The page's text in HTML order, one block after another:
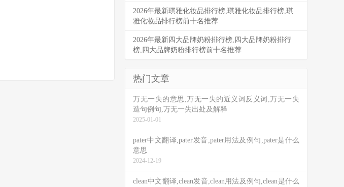
2026年最新琪雅化妆品排行榜,琪雅化妆品排行榜,琪
雅化妆品排行榜前十名推荐
2026年最新四大品牌奶粉排行榜,四大品牌奶粉排行
榜,四大品牌奶粉排行榜前十名推荐
热门文章
万无一失的意思,万无一失的近义词反义词,万无一失
造句例句,万无一失出处及解释
2025-01-01
pater中文翻译,pater发音,pater用法及例句,pater是什么
意思
2024-12-19
clean中文翻译,clean发音,clean用法及例句,clean是什么